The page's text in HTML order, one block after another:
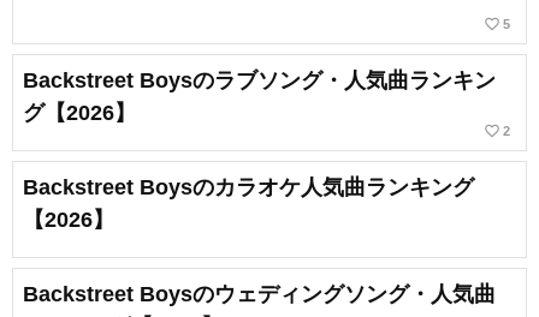
favorite_border 5
Backstreet Boysのラブソング・人気曲ランキン
グ【2026】
favorite_border 2
Backstreet Boysのカラオケ人気曲ランキング
【2026】
Backstreet Boysのウェディングソング・人気曲